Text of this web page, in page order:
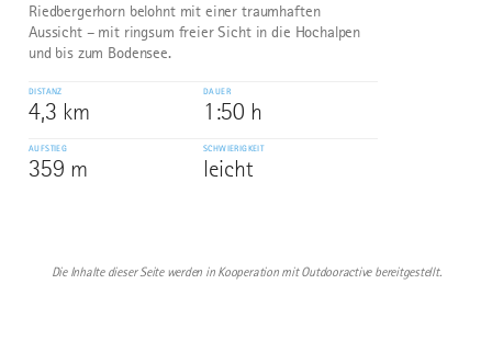
Riedbergerhorn belohnt mit einer traumhaften
Aussicht – mit ringsum freier Sicht in die Hochalpen
und bis zum Bodensee.
DISTANZ
4,3 km
DAUER
1:50 h
AUFSTIEG
359 m
SCHWIERIGKEIT
leicht
Die Inhalte dieser Seite werden in Kooperation mit Outdooractive bereitgestellt.